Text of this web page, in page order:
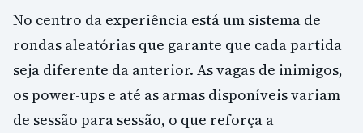
No centro da experiência está um sistema de
rondas aleatórias que garante que cada partida
seja diferente da anterior. As vagas de inimigos,
os power-ups e até as armas disponíveis variam
de sessão para sessão, o que reforça a